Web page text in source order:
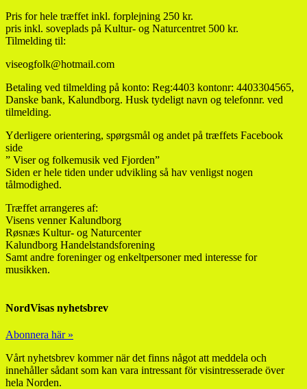
Pris for hele træffet inkl. forplejning 250 kr.
pris inkl. soveplads på Kultur- og Naturcentret 500 kr.
Tilmelding til:
viseogfolk@hotmail.com
Betaling ved tilmelding på konto: Reg:4403 kontonr: 4403304565,
Danske bank, Kalundborg. Husk tydeligt navn og telefonnr. ved
tilmelding.
Yderligere orientering, spørgsmål og andet på træffets Facebook
side
” Viser og folkemusik ved Fjorden”
Siden er hele tiden under udvikling så hav venligst nogen
tålmodighed.
Træffet arrangeres af:
Visens venner Kalundborg
Røsnæs Kultur- og Naturcenter
Kalundborg Handelstandsforening
Samt andre foreninger og enkeltpersoner med interesse for
musikken.
NordVisas nyhetsbrev
Abonnera här »
Vårt nyhetsbrev kommer när det finns något att meddela och
innehåller sådant som kan vara intressant för visintresserade över
hela Norden.